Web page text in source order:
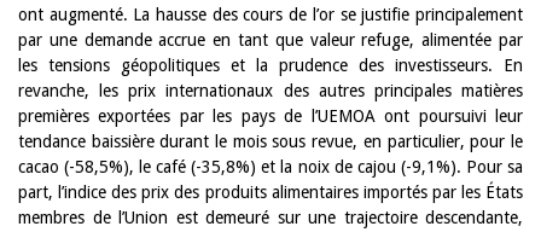
ont augmenté. La hausse des cours de l’or se justifie principalement
par une demande accrue en tant que valeur refuge, alimentée par
les tensions géopolitiques et la prudence des investisseurs. En
revanche, les prix internationaux des autres principales matières
premières exportées par les pays de l’UEMOA ont poursuivi leur
tendance baissière durant le mois sous revue, en particulier, pour le
cacao (-58,5%), le café (-35,8%) et la noix de cajou (-9,1%). Pour sa
part, l’indice des prix des produits alimentaires importés par les États
membres de l’Union est demeuré sur une trajectoire descendante,